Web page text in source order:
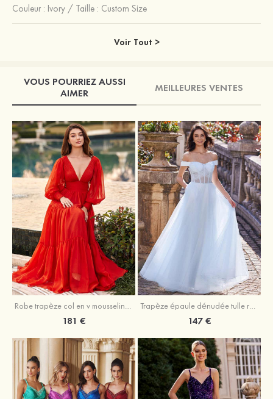
Couleur : Ivory / Taille : Custom Size
Voir Tout >
VOUS POURRIEZ AUSSI
AIMER
MEILLEURES VENTES
Robe trapèze col en v mousseline ras du sol robe de bal
181 €
Trapèze épaule dénudée tulle ras du sol robe de bal
147 €